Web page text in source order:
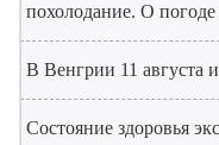
похолодание. О погоде
В Венгрии 11 августа
Состояние здоровья